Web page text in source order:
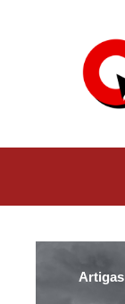
Artigas